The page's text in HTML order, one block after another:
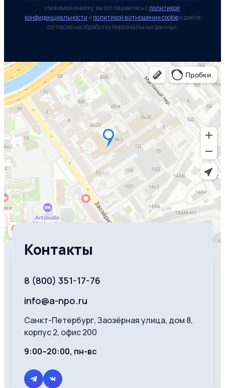
Нажимая кнопку, вы соглашаетесь сполитикой
конфиденциальности и политикой в отношении cookieи даёте
согласие на обработку персональных данных.
Контакты
8 (800) 351-17-76
info@a-npo.ru
Санкт-Петербург, Заозёрная улица, дом 8,
корпус 2, офис 200
9:00–20:00, пн-вс